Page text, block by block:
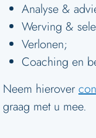
Analyse &
Werving &
Verlonen;
Coaching en
Neem hierover
graag met u mee.